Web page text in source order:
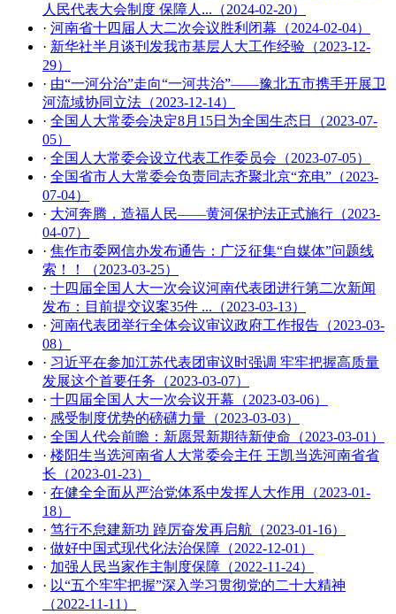
人民代表大会制度 保障人...（2024-02-20）
· 河南省十四届人大二次会议胜利闭幕（2024-02-04）
· 新华社半月谈刊发我市基层人大工作经验（2023-12-
29）
· 由“一河分治”走向“一河共治”——豫北五市携手开展卫
河流域协同立法（2023-12-14）
· 全国人大常委会决定8月15日为全国生态日（2023-07-
05）
· 全国人大常委会设立代表工作委员会（2023-07-05）
· 全国省市人大常委会负责同志齐聚北京“充电”（2023-
07-04）
· 大河奔腾，造福人民——黄河保护法正式施行（2023-
04-07）
· 焦作市委网信办发布通告：广泛征集“自媒体”问题线
索！！（2023-03-25）
· 十四届全国人大一次会议河南代表团进行第二次新闻
发布：目前提交议案35件 ...（2023-03-13）
· 河南代表团举行全体会议审议政府工作报告（2023-03-
08）
· 习近平在参加江苏代表团审议时强调 牢牢把握高质量
发展这个首要任务（2023-03-07）
· 十四届全国人大一次会议开幕（2023-03-06）
· 感受制度优势的磅礴力量（2023-03-03）
· 全国人代会前瞻：新愿景新期待新使命（2023-03-01）
· 楼阳生当选河南省人大常委会主任 王凯当选河南省省
长（2023-01-23）
· 在健全全面从严治党体系中发挥人大作用（2023-01-
18）
· 笃行不怠建新功 踔厉奋发再启航（2023-01-16）
· 做好中国式现代化法治保障（2022-12-01）
· 加强人民当家作主制度保障（2022-11-24）
· 以“五个牢牢把握”深入学习贯彻党的二十大精神
（2022-11-11）